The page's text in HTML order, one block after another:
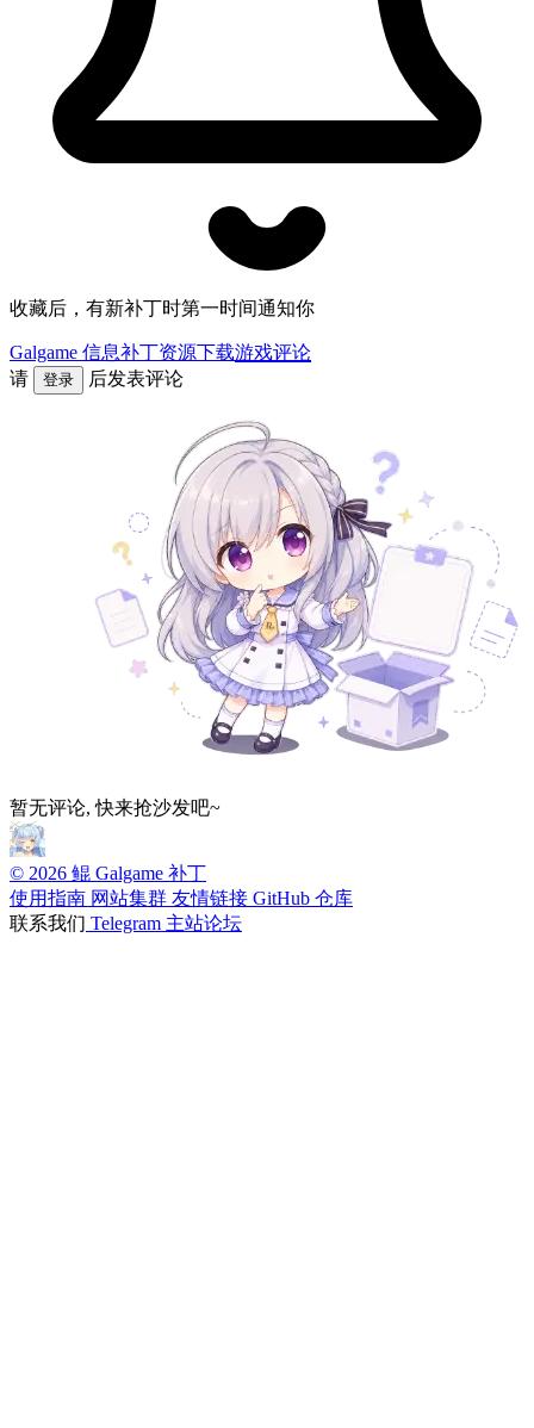
收藏后，有新补丁时第一时间通知你
Galgame 信息补丁资源下载游戏评论
请
登录 后发表评论
暂无评论, 快来抢沙发吧~
© 2026 鲲 Galgame 补丁
使用指南 网站集群 友情链接 GitHub 仓库
联系我们 Telegram 主站论坛